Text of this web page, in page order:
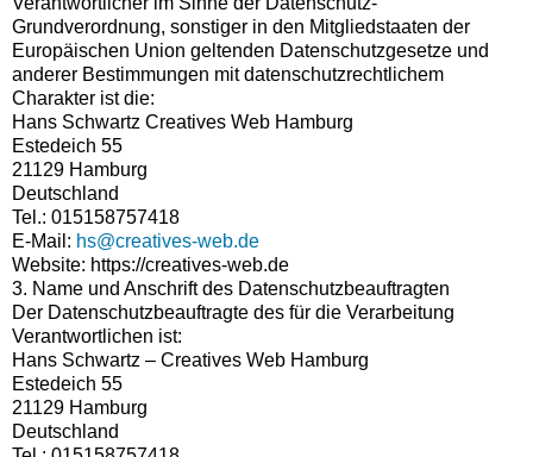
Grundverordnung, sonstiger in den Mitgliedstaaten der
Europäischen Union geltenden Datenschutzgesetze und
anderer Bestimmungen mit datenschutzrechtlichem
Charakter ist die:
Hans Schwartz Creatives Web Hamburg
Estedeich 55
21129 Hamburg
Deutschland
Tel.: 015158757418
E-Mail: hs@creatives-web.de
Website: https://creatives-web.de
3. Name und Anschrift des Datenschutzbeauftragten
Der Datenschutzbeauftragte des für die Verarbeitung
Verantwortlichen ist:
Hans Schwartz – Creatives Web Hamburg
Estedeich 55
21129 Hamburg
Deutschland